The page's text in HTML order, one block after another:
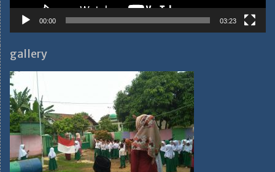
00:00 03:23
gallery